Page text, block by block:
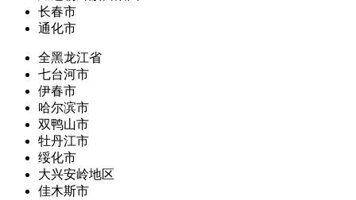
长春市
通化市
全黑龙江省
七台河市
伊春市
哈尔滨市
双鸭山市
牡丹江市
绥化市
大兴安岭地区
佳木斯市